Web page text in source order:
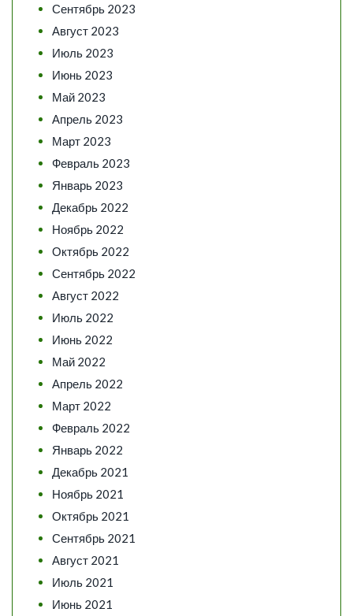
Сентябрь 2023
Август 2023
Июль 2023
Июнь 2023
Май 2023
Апрель 2023
Март 2023
Февраль 2023
Январь 2023
Декабрь 2022
Ноябрь 2022
Октябрь 2022
Сентябрь 2022
Август 2022
Июль 2022
Июнь 2022
Май 2022
Апрель 2022
Март 2022
Февраль 2022
Январь 2022
Декабрь 2021
Ноябрь 2021
Октябрь 2021
Сентябрь 2021
Август 2021
Июль 2021
Июнь 2021